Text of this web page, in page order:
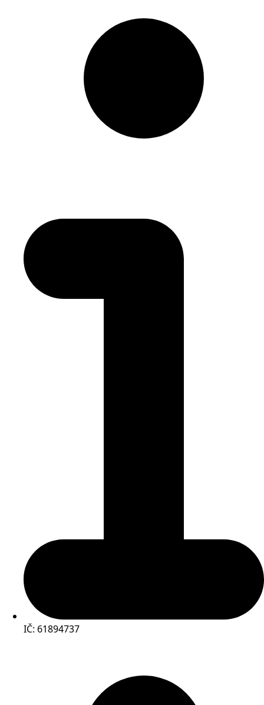
IČ: 61894737